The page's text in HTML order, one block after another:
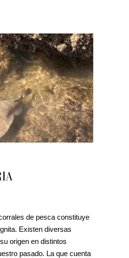
de pesca constituye
Existen diversas
origen en distintos
pasado. La que cuenta